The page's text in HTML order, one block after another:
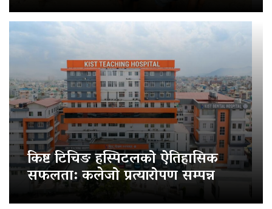
किष्ट टिचिङ हस्पिटलको ऐतिहासिक
सफलता: कलेजो प्रत्यारोपण सम्पन्न